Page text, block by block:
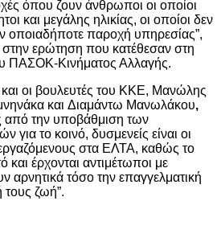
όπου ζουν άνθρωποι οι οποίοι
και μεγάλης ηλικίας, οι οποίοι δεν
οποιαδήποτε παροχή υπηρεσίας”,
στην ερώτηση που κατέθεσαν στη
ΠΑΣΟΚ-Κινήματος Αλλαγής.
και οι βουλευτές του ΚΚΕ, Μανώλης
και Διαμάντω Μανωλάκου,
από την υποβάθμιση των
για το κοινό, δυσμενείς είναι οι
εργαζόμενους στα ΕΛΤΑ, καθώς το
και έρχονται αντιμέτωποι με
αρνητικά τόσο την επαγγελματική
ζωή”.